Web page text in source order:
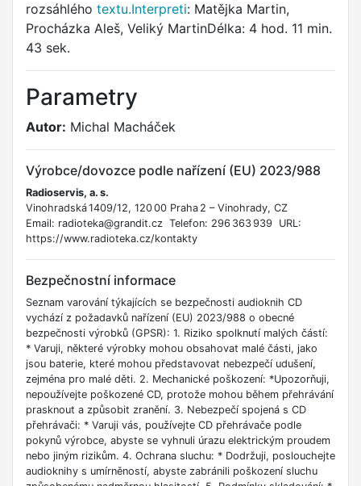
rozsáhlého textu.Interpreti: Matějka Martin,
Procházka Aleš, Veliký MartinDélka: 4 hod. 11 min.
43 sek.
Parametry
Autor: Michal Macháček
Výrobce/dovozce podle nařízení (EU) 2023/988
Radioservis, a. s.
Vinohradská 1409/12, 120 00 Praha 2 – Vinohrady, CZ
Email: radioteka@grandit.cz Telefon: 296 363 939 URL:
https://www.radioteka.cz/kontakty
Bezpečnostní informace
Seznam varování týkajících se bezpečnosti audioknih CD
vychází z požadavků nařízení (EU) 2023/988 o obecné
bezpečnosti výrobků (GPSR): 1. Riziko spolknutí malých částí:
* Varuji, některé výrobky mohou obsahovat malé části, jako
jsou baterie, které mohou představovat nebezpečí udušení,
zejména pro malé děti. 2. Mechanické poškození: *Upozorňuji,
nepoužívejte poškozené CD, protože mohou během přehrávání
prasknout a způsobit zranění. 3. Nebezpečí spojená s CD
přehrávači: * Varuji vás, používejte CD přehrávače podle
pokynů výrobce, abyste se vyhnuli úrazu elektrickým proudem
nebo jiným rizikům. 4. Ochrana sluchu: * Dodržuji, poslouchejte
audioknihy s umírněností, abyste zabránili poškození sluchu